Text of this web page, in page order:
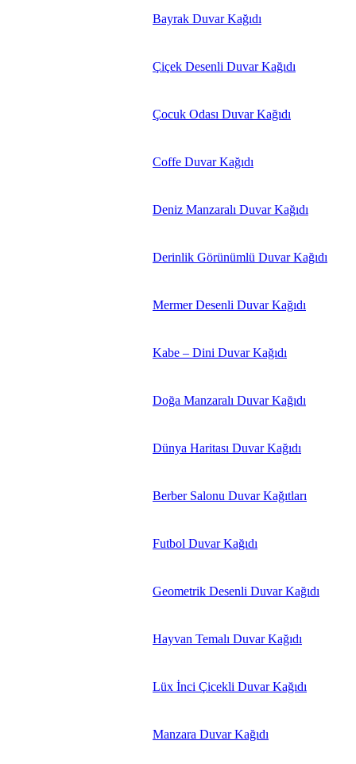
Bayrak Duvar Kağıdı
Çiçek Desenli Duvar Kağıdı
Çocuk Odası Duvar Kağıdı
Coffe Duvar Kağıdı
Deniz Manzaralı Duvar Kağıdı
Derinlik Görünümlü Duvar Kağıdı
Mermer Desenli Duvar Kağıdı
Kabe – Dini Duvar Kağıdı
Doğa Manzaralı Duvar Kağıdı
Dünya Haritası Duvar Kağıdı
Berber Salonu Duvar Kağıtları
Futbol Duvar Kağıdı
Geometrik Desenli Duvar Kağıdı
Hayvan Temalı Duvar Kağıdı
Lüx İnci Çicekli Duvar Kağıdı
Manzara Duvar Kağıdı